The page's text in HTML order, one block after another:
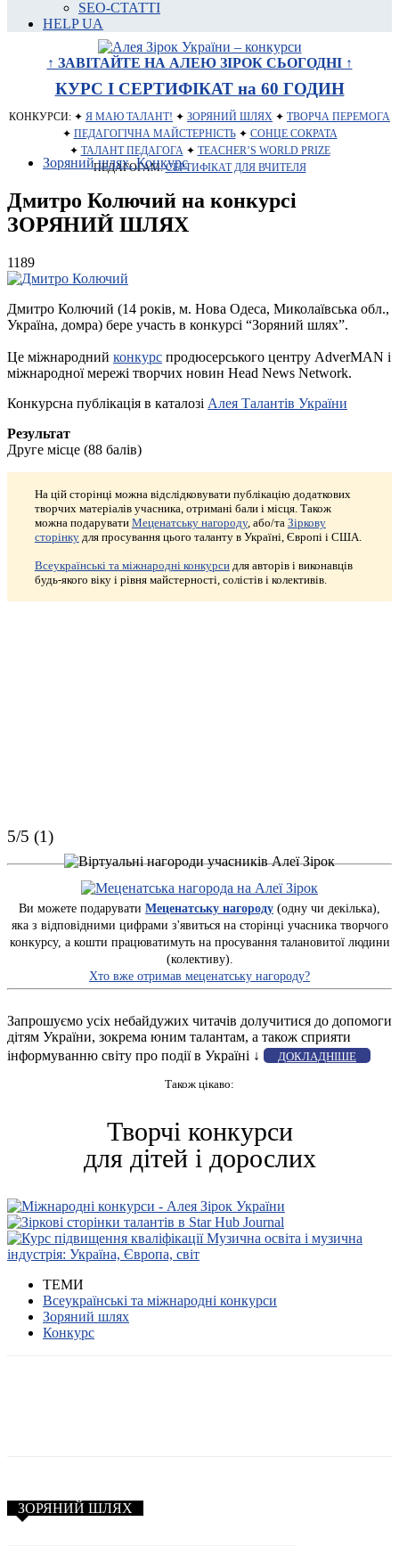
SEO-СТАТТІ
HELP UA
↑ ЗАВІТАЙТЕ НА АЛЕЮ ЗІРОК СЬОГОДНІ ↑
КУРС І СЕРТИФІКАТ на 60 ГОДИН
КОНКУРСИ: ✦ Я МАЮ ТАЛАНТ! ✦ ЗОРЯНИЙ ШЛЯХ ✦ ТВОРЧА ПЕРЕМОГА
✦ ПЕДАГОГІЧНА МАЙСТЕРНІСТЬ✦ СОНЦЕ СОКРАТА
✦ ТАЛАНТ ПЕДАГОГА✦ TEACHER’S WORLD PRIZE
ПЕДАГОГАМ:СЕРТИФІКАТ ДЛЯ ВЧИТЕЛЯ
Зоряний шлях. Конкурс
Дмитро Колючий на конкурсі
ЗОРЯНИЙ ШЛЯХ
1189
Дмитро Колючий (14 років, м. Нова Одеса, Миколаївська обл.,
Україна, домра) бере участь в конкурсі “Зоряний шлях”.
Це міжнародний конкурс продюсерського центру AdverMAN і
міжнародної мережі творчих новин Head News Network.
Конкурсна публікація в каталозі Алея Талантів України
Результат
Друге місце (88 балів)
На цій сторінці можна відслідковувати публікацію додаткових
творчих матеріалів учасника, отримані бали і місця. Також
можна подарувати Меценатську нагороду, або/та Зіркову
сторінкудля просування цього таланту в Україні, Європі і США.
Всеукраїнські та міжнародні конкурсидля авторів і виконавців
будь-якого віку і рівня майстерності, солістів і колективів.
5/5 (1)
Ви можете подарувати Меценатську нагороду (одну чи декілька),
яка з відповідними цифрами з'явиться на сторінці учасника творчого
конкурсу, а кошти працюватимуть на просування талановитої людини
(колективу).
Хто вже отримав меценатську нагороду?
Запрошуємо усіх небайдужих читачів долучитися до допомоги
дітям України, зокрема юним талантам, а також сприяти
інформуванню світу про події в Україні ↓
ДОКЛАДНІШЕ
Також цікаво:
Творчі конкурси
для дітей і дорослих
ТЕМИ
Всеукраїнські та міжнародні конкурси
Зоряний шлях
Конкурс
ЗОРЯНИЙ ШЛЯХ